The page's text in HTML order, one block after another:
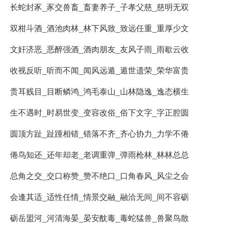
长蛇封豕_豕交兽畜_畜妻养子_子孝父慈_慈明无双
双柑斗酒_酒池肉林_林下风致_致远任重_重厚少文
文奸济恶_恶醉强酒_酒肉朋友_友风子雨_雨歇云收
收视反听_听而不闻_闻风远遁_遁世遗荣_荣华富贵
贵耳贱目_目断鳞鸿_鸿毛泰山_山林隐逸_逸态横生
生不遇时_时易世变_变容改俗_俗下文字_字正腔圆
圆顶方趾_趾踵相错_错落不齐_齐心协力_力学不倦
倦鸟知还_还年却老_老调重弹_弹雨枪林_林林总总
总角之交_交口称赞_赞不绝口_口角春风_风尘之会
会逢其适_适性任情_情景交融_融洽无间_间不容砺
砺岳盟河_河清海晏_晏安酖毒_毒蛇猛兽_兽聚鸟散